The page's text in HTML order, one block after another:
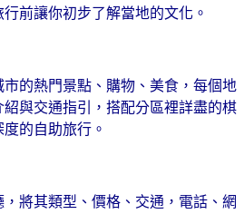
前讓你初步了解當地的文化。
的熱門景點、購物、美食，每個地
與交通指引，搭配分區裡詳盡的棋
的自助旅行。
將其類型、價格、交通，電話、網